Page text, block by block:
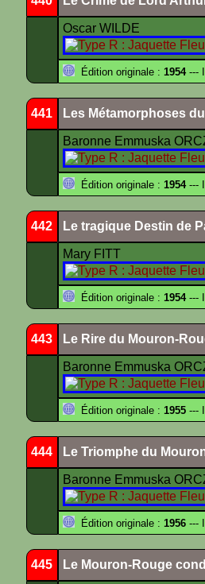
Oscar WILDE
Édition originale : 1954---
441 Les Métamorphoses
Baronne Emmuska
Édition originale : 1954---
442 Le tragique Destin de
Mary FITT
Édition originale : 1954---
443 Le Rire du Mouron-
Baronne Emmuska
Édition originale : 1955 ---
444 Le Triomphe du
Baronne Emmuska
Édition originale : 1956 ---
445 Le Mouron-Rouge